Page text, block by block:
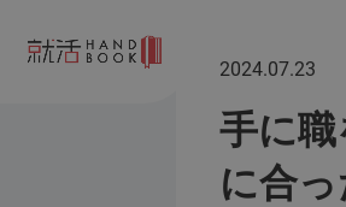
2024.07.23
手に
に合